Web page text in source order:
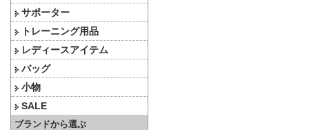
サポーター
トレーニング用品
レディースアイテム
バッグ
小物
SALE
ブランドから選ぶ